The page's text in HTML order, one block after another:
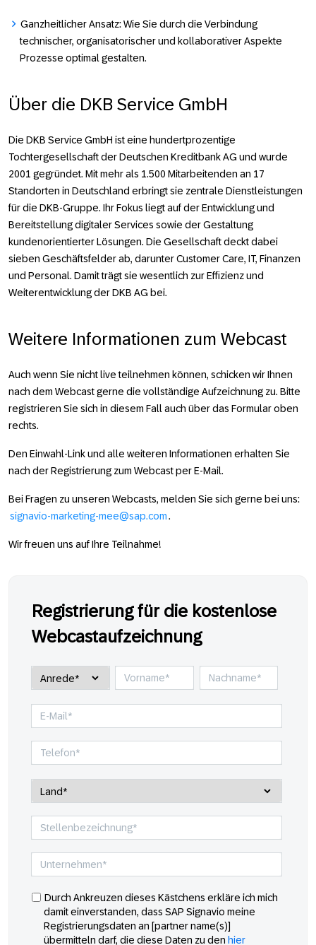
Ganzheitlicher Ansatz:Wie Sie durch die Verbindung
technischer, organisatorischer und kollaborativer Aspekte
Prozesse optimal gestalten.
Über die DKB Service GmbH
Die DKB Service GmbH ist eine hundertprozentige
Tochtergesellschaft der Deutschen Kreditbank AG und wurde
2001 gegründet. Mit mehr als 1.500 Mitarbeitenden an 17
Standorten in Deutschland erbringt sie zentrale Dienstleistungen
für die DKB-Gruppe. Ihr Fokus liegt auf der Entwicklung und
Bereitstellung digitaler Services sowie der Gestaltung
kundenorientierter Lösungen. Die Gesellschaft deckt dabei
sieben Geschäftsfelder ab, darunter Customer Care, IT, Finanzen
und Personal. Damit trägt sie wesentlich zur Effizienz und
Weiterentwicklung der DKB AG bei.
Weitere Informationen zum Webcast
Auch wenn Sie nicht live teil­­nehmen können, schicken wir Ihnen
nach dem Webcast gerne die voll­­­­­ständige Auf­­­­­zeichnung zu. Bitte
regis­­­­trieren Sie sich in diesem Fall auch über das For­mular oben
rechts.
Den Einwahl-Link und alle weiteren Infor­­mationen er­halten Sie
nach der Registrierung zum Webcast per E-Mail.
Bei Fragen zu unseren Webcasts, melden Sie sich gerne bei uns:
signavio-marketing-mee@sap.com.
Wir freuen uns auf Ihre Teil­nahme!
Registrierung für die kostenlose
Webcastaufzeichnung
Durch Ankreuzen dieses Kästchens erkläre ich mich
damit einverstanden, dass SAP Signavio meine
Registrierungsdaten an [partner name(s)]
übermitteln darf, die diese Daten zu den hier